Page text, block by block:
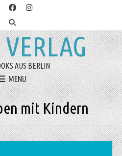
VERLAG
AUS BERLIN
MENU
mit Kindern